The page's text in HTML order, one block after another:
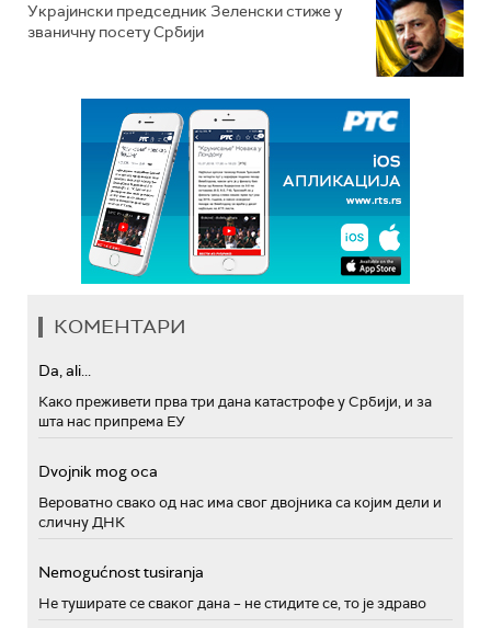
Украјински председник Зеленски стиже у
званичну посету Србији
КОМЕНТАРИ
Da, ali...
Како преживети прва три дана катастрофе у Србији, и за
шта нас припрема ЕУ
Dvojnik mog oca
Вероватно свако од нас има свог двојника са којим дели и
сличну ДНК
Nemogućnost tusiranja
Не туширате се сваког дана – не стидите се, то је здраво